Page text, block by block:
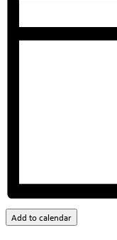
Add to calendar